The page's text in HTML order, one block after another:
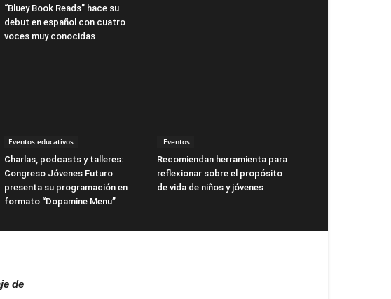
“Bluey Book Reads” hace su
debut en español con cuatro
voces muy conocidas
Eventos educativos
Charlas, podcasts y talleres:
Congreso Jóvenes Futuro
presenta su programación en
formato “Dopamine Menu”
Eventos
Recomiendan herramienta para
reflexionar sobre el propósito
de vida de niños y jóvenes
de